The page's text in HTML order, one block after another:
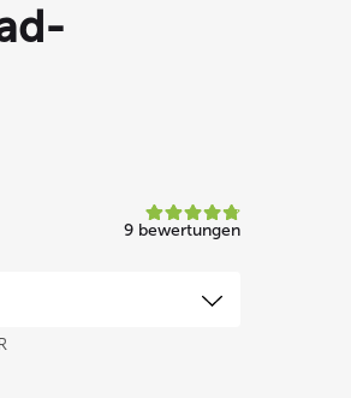
9 bewertungen